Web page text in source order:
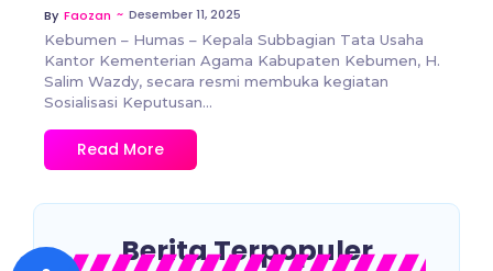
By Faozan ~ Desember 11, 2025
Kebumen – Humas – Kepala Subbagian Tata Usaha
Kantor Kementerian Agama Kabupaten Kebumen, H.
Salim Wazdy, secara resmi membuka kegiatan
Sosialisasi Keputusan...
Read More
Berita Terpopuler